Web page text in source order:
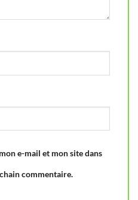
e-mail et mon site dans
commentaire.